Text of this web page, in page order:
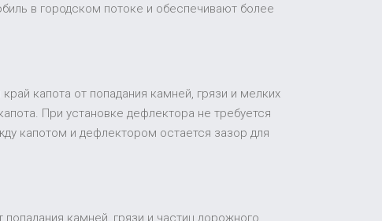
в городском потоке и обеспечивают более
капота от попадания камней, грязи и мелких
При установке дефлектора не требуется
капотом и дефлектором остается зазор для
камней, грязи и частиц дорожного